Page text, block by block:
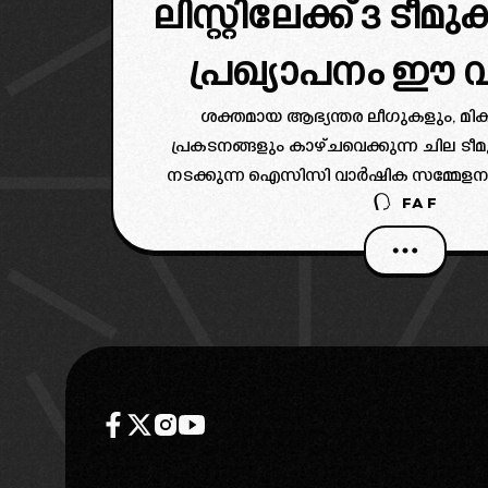
ലിസ്റ്റിലേക്ക് 3
പ്രഖ്യാപനം ഈ
ശക്തമായ ആഭ്യന്തര ലീഗുകളും,
പ്രകടനങ്ങളും കാഴ്ചവെക്കുന്ന ചില
നടക്കുന്ന ഐസിസി വാർഷിക
അംഗീകാരം ലഭിച്ചേക്കാൻ
രാജ്യങ്ങൾക്കാണ് ഇത്തവണ ഫുൾ
ലഭിക്കാനുള്ള സാധ്യതയുള്ളത്.
FAF